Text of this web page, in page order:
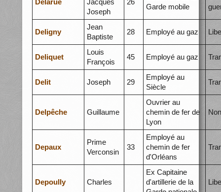
Delarue
Jacques
Joseph
26
Garde mobile
Deligny
Jean
Baptiste
28 Employé au gaz
Deliquet
Louis
François
45 Employé au gaz
Delit Joseph 29
Employé au
Siècle
Delpêche Guillaume
Ouvrier au
chemin de fer de
Lyon
Depaux
Prime
Verconsin
33
Employé au
chemin de fer
d'Orléans
Depoully Charles
Ex Capitaine
d'artillerie de la